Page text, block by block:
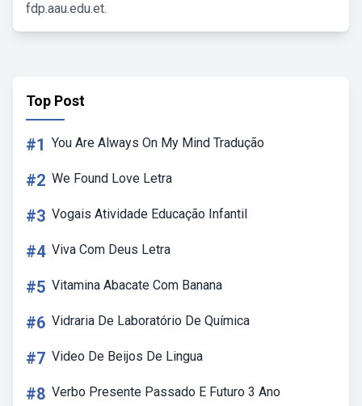
fdp.aau.edu.et.
Top Post
#1 You Are Always On My Mind Tradução
#2 We Found Love Letra
#3 Vogais Atividade Educação Infantil
#4 Viva Com Deus Letra
#5 Vitamina Abacate Com Banana
#6 Vidraria De Laboratório De Química
#7 Video De Beijos De Lingua
#8 Verbo Presente Passado E Futuro 3 Ano